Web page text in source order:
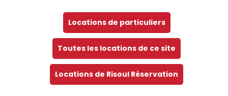
Locations de particuliers
Toutes les locations de ce site
Locations de Risoul Réservation